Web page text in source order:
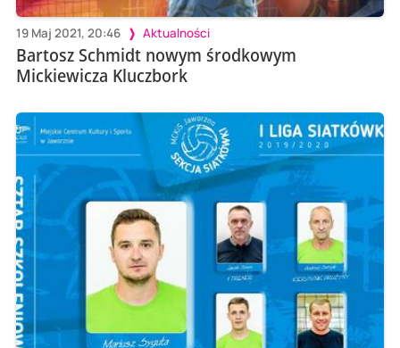
19 Maj 2021, 20:46 Aktualności
Bartosz Schmidt nowym środkowym
Mickiewicza Kluczbork